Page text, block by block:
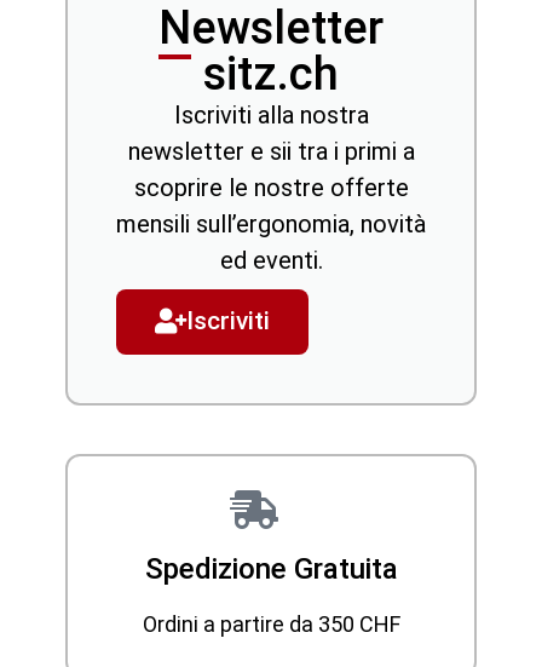
Newsletter
sitz.ch
Iscriviti alla nostra
newsletter e sii tra i primi a
scoprire le nostre offerte
mensili sull’ergonomia, novità
ed eventi.
Iscriviti
Spedizione Gratuita
Ordini a partire da 350 CHF